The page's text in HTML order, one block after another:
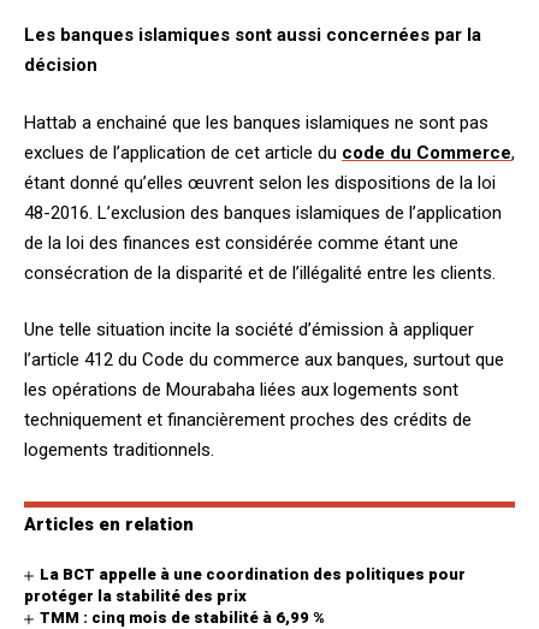
Les banques islamiques sont aussi concernées par la
décision
Hattab a enchainé que les banques islamiques ne sont pas
exclues de l’application de cet article du code du Commerce,
étant donné qu’elles œuvrent selon les dispositions de la loi
48-2016. L’exclusion des banques islamiques de l’application
de la loi des finances est considérée comme étant une
consécration de la disparité et de l’illégalité entre les clients.
Une telle situation incite la société d’émission à appliquer
l’article 412 du Code du commerce aux banques, surtout que
les opérations de Mourabaha liées aux logements sont
techniquement et financièrement proches des crédits de
logements traditionnels.
Articles en relation
La BCT appelle à une coordination des politiques pour
protéger la stabilité des prix
TMM : cinq mois de stabilité à 6,99 %